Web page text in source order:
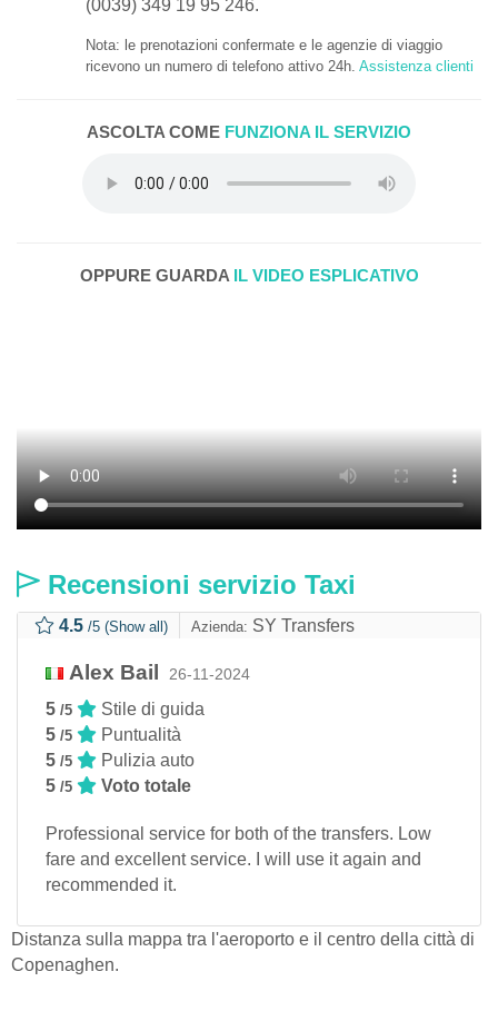
(0039) 349 19 95 246.
Nota: le prenotazioni confermate e le agenzie di viaggio
ricevono un numero di telefono attivo 24h. Assistenza clienti
ASCOLTA COME FUNZIONA IL SERVIZIO
OPPURE GUARDAIL VIDEO ESPLICATIVO
Recensioni servizio Taxi
4.5 /5 (Show all) Azienda: SY Transfers
Alex Bail 26-11-2024
5 /5
Stile di guida
5 /5
Puntualità
5 /5
Pulizia auto
5 /5 Voto totale
Professional service for both of the transfers. Low
fare and excellent service. I will use it again and
recommended it.
Distanza sulla mappa tra l'aeroporto e il centro della città di
Copenaghen.